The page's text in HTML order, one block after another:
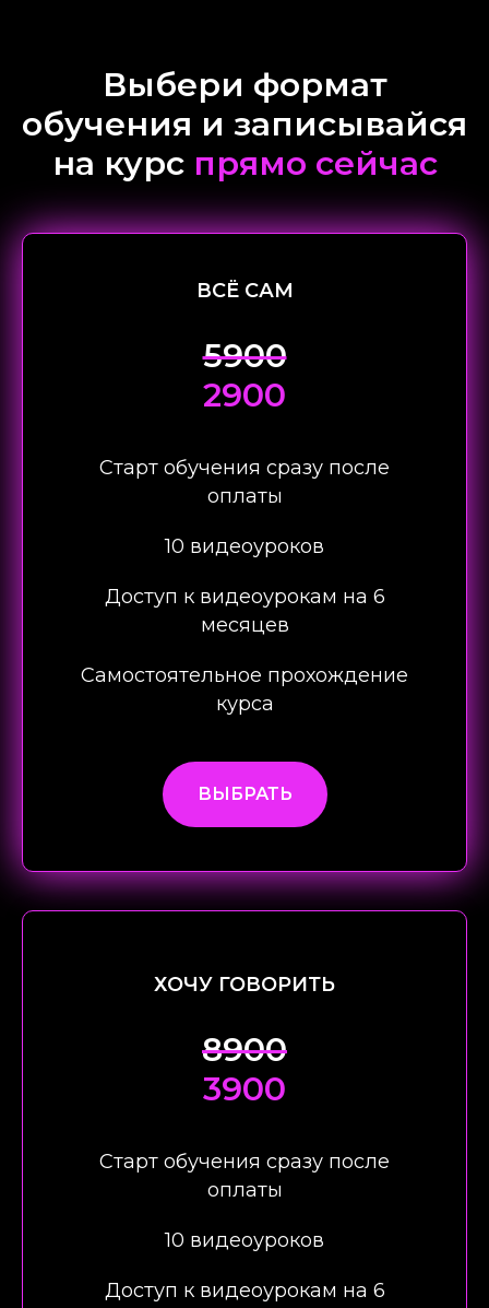
Выбери формат
обучения и записывайся
на курспрямо сейчас
ВСЁ САМ
5900
2900
Старт обучения сразу после
оплаты
10 видеоуроков
Доступ к видеоурокам на 6
месяцев
Самостоятельное прохождение
курса
ВЫБРАТЬ
ХОЧУ ГОВОРИТЬ
8900
3900
Старт обучения сразу после
оплаты
10 видеоуроков
Доступ к видеоурокам на 6